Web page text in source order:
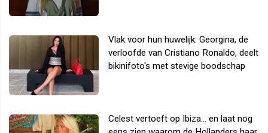
Vlak voor hun huwelijk: Georgina, de
verloofde van Cristiano Ronaldo, deelt
bikinifoto's met stevige boodschap
Celest vertoeft op Ibiza... en laat nog